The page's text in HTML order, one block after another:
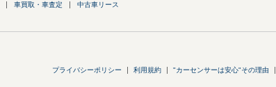
車買取・車査定 中古車リース
プライバシーポリシー 利用規約 "カーセンサーは安心"その理由